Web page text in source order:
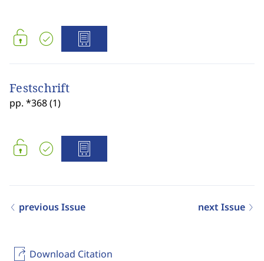
Download Citation
Festschrift
pp. *368 (1)
previous Issue next Issue